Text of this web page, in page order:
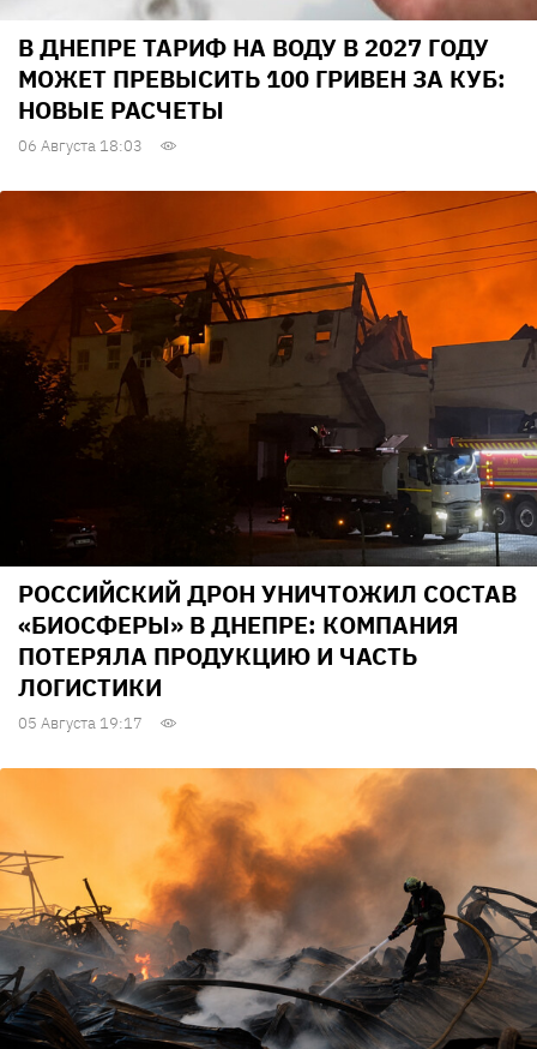
В ДНЕПРЕ ТАРИФ НА ВОДУ В 2027 ГОДУ
МОЖЕТ ПРЕВЫСИТЬ 100 ГРИВЕН ЗА КУБ:
НОВЫЕ РАСЧЕТЫ
06 Августа 18:03
РОССИЙСКИЙ ДРОН УНИЧТОЖИЛ СОСТАВ
«БИОСФЕРЫ» В ДНЕПРЕ: КОМПАНИЯ
ПОТЕРЯЛА ПРОДУКЦИЮ И ЧАСТЬ
ЛОГИСТИКИ
05 Августа 19:17